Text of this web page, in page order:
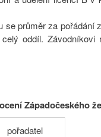
se průměr za
oddíl.
Západočeského
pořadatel